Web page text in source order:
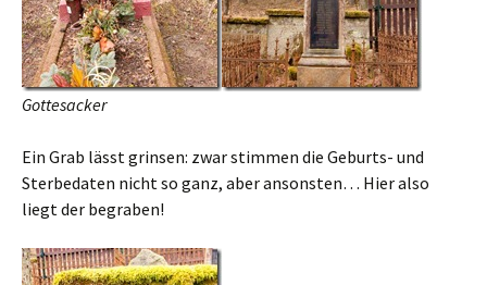
Gottesacker
Ein Grab lässt grinsen: zwar stimmen die Geburts- und
Sterbedaten nicht so ganz, aber ansonsten… Hier also
liegt der begraben!